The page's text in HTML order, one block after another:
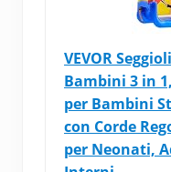
VEVOR
Bambini 3 in
per Bambini
con Corde
per Neonati,